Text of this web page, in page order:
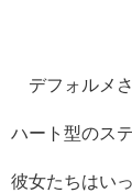
デフォルメ
ハート型のス
彼女たちはい